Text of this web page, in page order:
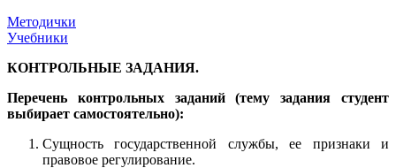
Методички
Учебники
КОНТРОЛЬНЫЕ ЗАДАНИЯ.
Перечень контрольных заданий (тему задания студент
выбирает самостоятельно):
Сущность государственной службы, ее признаки и
правовое регулирование.